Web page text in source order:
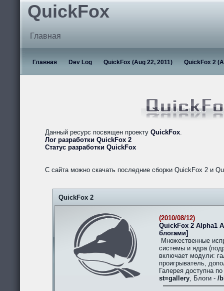
QuickFox
Главная
Главная Dev Log QuickFox (Aug 22, 2011) QuickFox 2
Данный ресурс посвящен проекту QuickFox.
Лог разработки QuickFox 2
Статус разработки QuickFox
С сайта можно скачать последние сборки QuickFox 2 и
QuickFox 2
(2010/08/12)
QuickFox 2 Alpha1
блогами]
Множественные
системы и ядра
включает модули:
проигрыватель,
Галерея доступна
st=gallery, Блоги - /